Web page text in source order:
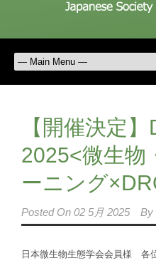
【開催決定
2025<微生物
ーニング
Posted On 02 5月 2025 By
日本微生物生態学会会員様 各